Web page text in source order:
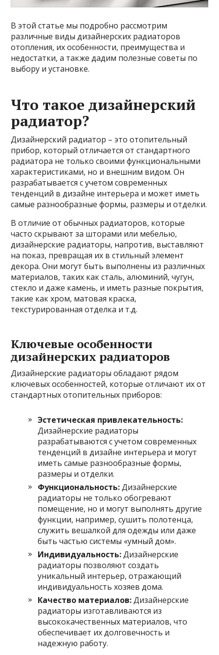
В этой статье мы подробно рассмотрим
различные виды дизайнерских радиаторов
отопления, их особенности, преимущества и
недостатки, а также дадим полезные советы по
выбору и установке.
Что такое дизайнерский
радиатор?
Дизайнерский радиатор – это отопительный
прибор, который отличается от стандартного
радиатора не только своими функциональными
характеристиками, но и внешним видом. Он
разрабатывается с учетом современных
тенденций в дизайне интерьера и может иметь
самые разнообразные формы, размеры и отделки.
В отличие от обычных радиаторов, которые
часто скрывают за шторами или мебелью,
дизайнерские радиаторы, напротив, выставляют
на показ, превращая их в стильный элемент
декора. Они могут быть выполнены из различных
материалов, таких как сталь, алюминий, чугун,
стекло и даже камень, и иметь разные покрытия,
такие как хром, матовая краска,
текстурированная отделка и т.д.
Ключевые особенности
дизайнерских радиаторов
Дизайнерские радиаторы обладают рядом
ключевых особенностей, которые отличают их от
стандартных отопительных приборов:
Эстетическая привлекательность:
Дизайнерские радиаторы
разрабатываются с учетом современных
тенденций в дизайне интерьера и могут
иметь самые разнообразные формы,
размеры и отделки.
Функциональность:Дизайнерские
радиаторы не только обогревают
помещение, но и могут выполнять другие
функции, например, сушить полотенца,
служить вешалкой для одежды или даже
быть частью системы «умный дом».
Индивидуальность:Дизайнерские
радиаторы позволяют создать
уникальный интерьер, отражающий
индивидуальность хозяев дома.
Качество материалов:Дизайнерские
радиаторы изготавливаются из
высококачественных материалов, что
обеспечивает их долговечность и
надежную работу.